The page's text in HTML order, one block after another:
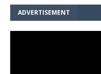
ADVERTISEMENT